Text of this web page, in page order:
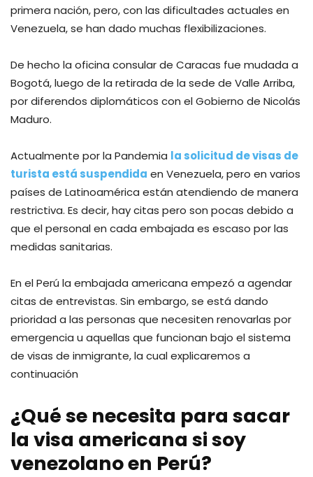
primera nación, pero, con las dificultades actuales en
Venezuela, se han dado muchas flexibilizaciones.
De hecho la oficina consular de Caracas fue mudada a
Bogotá, luego de la retirada de la sede de Valle Arriba,
por diferendos diplomáticos con el Gobierno de Nicolás
Maduro.
Actualmente por la Pandemia la solicitud de visas de
turista está suspendida en Venezuela, pero en varios
países de Latinoamérica están atendiendo de manera
restrictiva. Es decir, hay citas pero son pocas debido a
que el personal en cada embajada es escaso por las
medidas sanitarias.
En el Perú la embajada americana empezó a agendar
citas de entrevistas. Sin embargo, se está dando
prioridad a las personas que necesiten renovarlas por
emergencia u aquellas que funcionan bajo el sistema
de visas de inmigrante, la cual explicaremos a
continuación
¿Qué se necesita para sacar
la visa americana si soy
venezolano en Perú?